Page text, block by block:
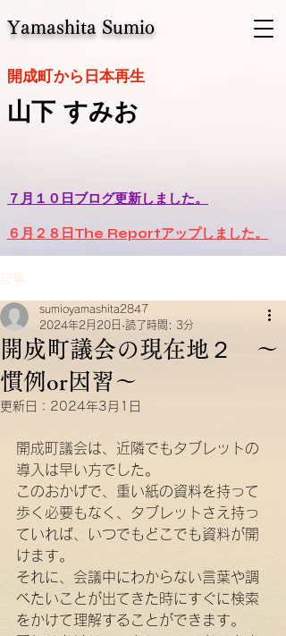
Yamashita Sumio
​開成町から日本再生
山下 すみお
６月２８日The Reportアップしました。
７月１０日ブログ更新しました。
記事
開成町議会の現在地２ ～
慣例or因習～
sumioyamashita2847
2024年2月20日 読了時間: 3分
更新日： 2024年3月1日
開成町議会は、近隣でもタブレットの
導入は早い方でした。
このおかげで、重い紙の資料を持って
歩く必要もなく、タブレットさえ持っ
ていれば、いつでもどこでも資料が開
けます。
それに、会議中にわからない言葉や調
べたいことが出てきた時にすぐに検索
をかけて理解することができます。